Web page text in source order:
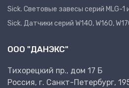
Sick. Световые завесы серий MLG-1
Sick. Датчики серий W140, W160,
ООО "ДАНЭКС"
Тихорецкий пр., дом 17 Б
Россия, г. Санкт-Петербург,